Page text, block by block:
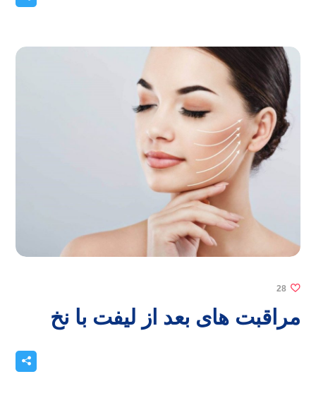
28
مراقبت های بعد از لیفت با نخ